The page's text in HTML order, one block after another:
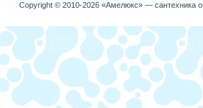
Copyright © 2010-2026 «Амелюкс»— сантехника